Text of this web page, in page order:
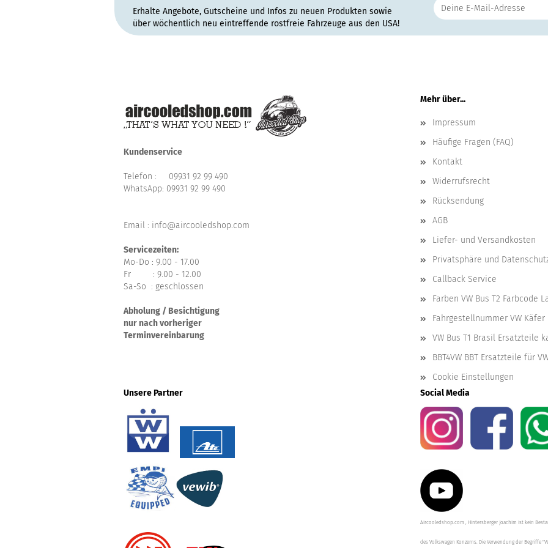
Erhalte Angebote, Gutscheine und Infos zu neuen Produkten sowie
über wöchentlich neu eintreffende rostfreie Fahrzeuge aus den USA!
Kundenservice
Telefon : 09931 92 99 490
WhatsApp: 09931 92 99 490
Email : info@aircooledshop.com
Servicezeiten:
Mo-Do : 9.00 - 17.00
Fr : 9.00 - 12.00
Sa-So : geschlossen
Abholung / Besichtigung
nur nach vorheriger
Terminvereinbarung
Mehr über...
Impressum
Häufige Fragen (FAQ)
Kontakt
Widerrufsrecht
Rücksendung
AGB
Liefer- und Versandkosten
Privatsphäre und
Callback Service
Farben VW Bus T2 Farbcode
Fahrgestellnummer VW Käfer
VW Bus T1 Brasil Ersatzteile
BBT4VW BBT Ersatzteile für
Cookie Einstellungen
Unsere Partner
Social Media
Aircooledshop.com , Hintersberger Joachim ist kein
des Volkswagen Konzerns. Die Verwendung der Begriffe